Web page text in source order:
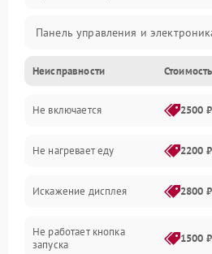
Панель управления и
Дверца и корпус
Механика и внутренние элементы
Механические повреждения
Питание и запуск
Нагрев и приготовление
Неисправности Стоимость
Не включается 2500 ₽
Не нагревает еду 2200 ₽
Искажение дисплея 2800 ₽
Не работает кнопка
запуска
1500 ₽